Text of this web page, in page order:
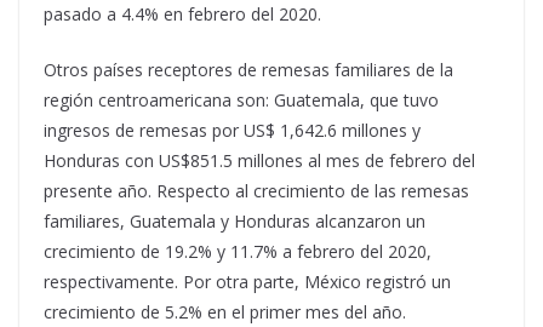
pasado a 4.4% en febrero del 2020.
Otros países receptores de remesas familiares de la
región centroamericana son: Guatemala, que tuvo
ingresos de remesas por US$ 1,642.6 millones y
Honduras con US$851.5 millones al mes de febrero del
presente año. Respecto al crecimiento de las remesas
familiares, Guatemala y Honduras alcanzaron un
crecimiento de 19.2% y 11.7% a febrero del 2020,
respectivamente. Por otra parte, México registró un
crecimiento de 5.2% en el primer mes del año.